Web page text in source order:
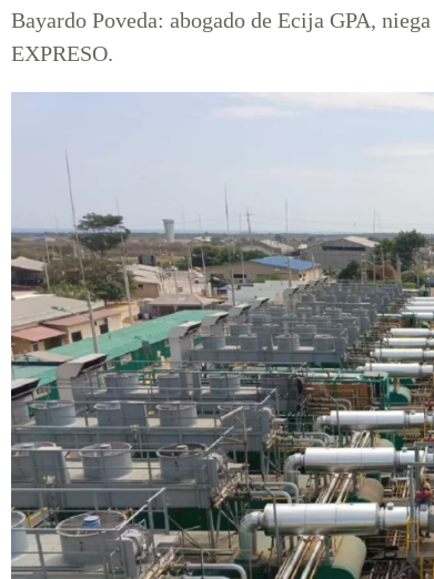
Bayardo Poveda: abogado de Ecija GPA,
EXPRESO.